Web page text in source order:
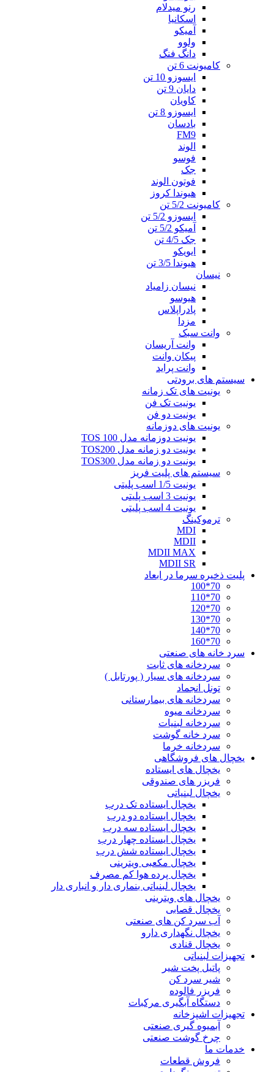
رنو میدلام
اسکانیا
آمیکو
ولوو
دانگ فنگ
کامیونت 6 تن
ایسوزو 10 تن
دایان 9 تن
کاویان
ایسوزو 8 تن
بادسان
FM9
الوند
فوسو
جک
فوتون الوند
هیوندا کروز
کامیونت 5/2 تن
ایسوزو 5/2 تن
آمیکو 5/2 تن
جک 4/5 تن
ایویکو
هیوندا 3/5 تن
نیسان
نیسان زامیاد
هیوسو
پادراپلاس
مزدا
وانت سبک
وانت آریسان
پیکان وانت
وانت پراید
سیستم های برودتی
یونیت های تک زمانه
یونیت تک فن
یونیت دو فن
یونیت های دوزمانه
یونیت دوزمانه مدل TOS 100
یونیت دو زمانه مدل TOS200
یونیت دو زمانه مدل TOS300
سیستم های پلیت فریز
یونیت 1/5 اسب پلیتی
یونیت 3 اسب پلیتی
یونیت 4 اسب پلیتی
ترموکینگ
MDI
MDII
MDII MAX
MDII SR
پلیت ذخیره سرما در ابعاد
70*100
70*110
70*120
70*130
70*140
70*160
سرد خانه های صنعتی
سردخانه های ثابت
سردخانه های سیار ( پورتابل )
تونل انجماد
سردخانه های بیمارستانی
سردخانه میوه
سردخانه لبنیات
سرد خانه گوشت
سردخانه خرما
یخچال های فروشگاهی
یخچال های ایستاده
فریزر های صندوقی
یخچال لبنیاتی
یخچال ایستاده تک درب
یخچال ایستاده دو درب
یخچال ایستاده سه درب
یخچال ایستاده چهار درب
یخچال ایستاده شش درب
یخچال مکعبی ویترینی
یخچال پرده هوا کم مصرف
یخچال لبنیاتی بنماری دار و انباری دار
یخچال های ویترینی
یخچال قصابی
آب سرد کن های صنعتی
یخچال نگهداری دارو
یخچال قنادی
تجهیزات لبنیاتی
پاتیل پخت شیر
شیر سرد کن
فریزر فالوده
دستگاه آبگیری مرکبات
تجهیزات اشپزخانه
آبمیوه گیری صنعتی
چرخ گوشت صنعتی
خدمات ما
فروش قطعات